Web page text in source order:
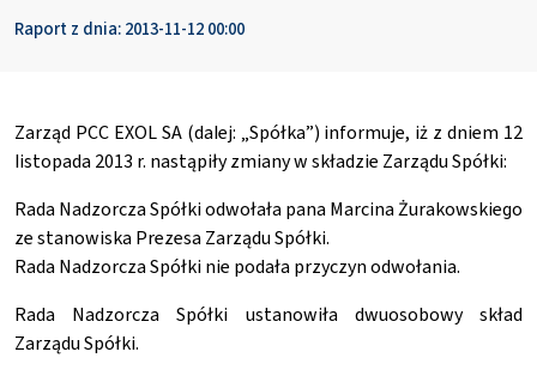
Raport z dnia: 2013-11-12 00:00
Zarząd PCC EXOL SA (dalej: „Spółka”) informuje, iż z dniem 12
listopada 2013 r. nastąpiły zmiany w składzie Zarządu Spółki:
Rada Nadzorcza Spółki odwołała pana Marcina Żurakowskiego
ze stanowiska Prezesa Zarządu Spółki.
Rada Nadzorcza Spółki nie podała przyczyn odwołania.
Rada Nadzorcza Spółki ustanowiła dwuosobowy skład
Zarządu Spółki.